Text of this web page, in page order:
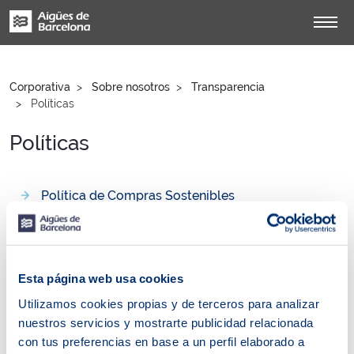
Esta página web usa cookies
Utilizamos cookies propias y de terceros para analizar
nuestros servicios y mostrarte publicidad relacionada
con tus preferencias en base a un perfil elaborado a
Corporativa Sobre nosotros
Transparencia
Políticas
Políticas
Política de Compras Sostenibles
Política de Gestión Integrada
Política de Sostenibilidad
Política de Cultura Justa
de octubre de 2021
Política de Derechos Humanos
Política de Transparencia
Política de Seguridad y Salud Laboral y Riesgo